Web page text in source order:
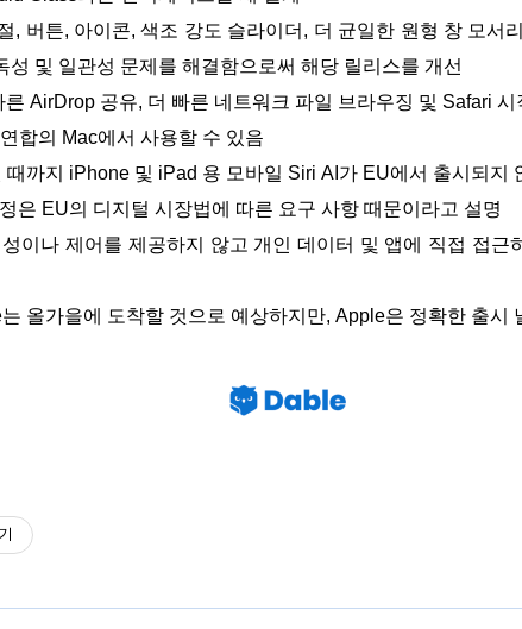
, 버튼, 아이콘, 색조 강도 슬라이더, 더 균일한 원형 창 모서
성 및 일관성 문제를 해결함으로써 해당 릴리스를 개선
AirDrop 공유, 더 빠른 네트워크 파일 브라우징 및 Safari
합의 Mac에서 사용할 수 있음
때까지 iPhone 및 iPad 용 모바일 Siri AI가 EU에서 출시되지
은 EU의 디지털 시장법에 따른 요구 사항 때문이라고 설명
이나 제어를 제공하지 않고 개인 데이터 및 앱에 직접 접근
올가을에 도착할 것으로 예상하지만, Apple은 정확한 출시